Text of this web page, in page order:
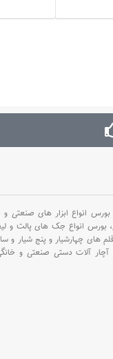
بورس انواع ابزار های صنعتی
بورس انواع جک های پالت و
های چهارشیار و پنج شیار و
آلات دستی صنعتی و